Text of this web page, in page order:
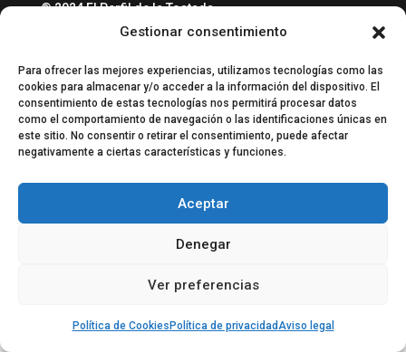
Gestionar consentimiento
Para ofrecer las mejores experiencias, utilizamos tecnologías como las
cookies para almacenar y/o acceder a la información del dispositivo. El
consentimiento de estas tecnologías nos permitirá procesar datos
como el comportamiento de navegación o las identificaciones únicas en
este sitio. No consentir o retirar el consentimiento, puede afectar
negativamente a ciertas características y funciones.
Aceptar
Denegar
Ver preferencias
Política de Cookies Política de privacidadAviso legal
© 2024 El Perfil de la Tostada
Política de privacidad
Política de Cookies